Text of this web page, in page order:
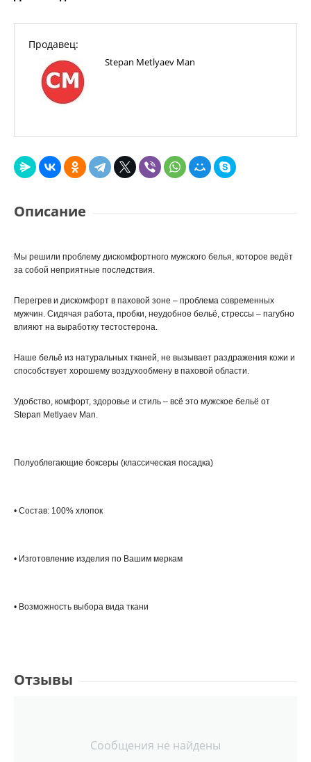
Продавец:
Stepan Metlyaev Man
Описание
Мы решили проблему дискомфортного мужского белья, которое ведёт
за собой неприятные последствия.
Перегрев и дискомфорт в паховой зоне – проблема современных
мужчин. Сидячая работа, пробки, неудобное бельё, стрессы – пагубно
влияют на выработку тестостерона.
Наше бельё из натуральных тканей, не вызывает раздражения кожи и
способствует хорошему воздухообмену в паховой области.
Удобство, комфорт, здоровье и стиль – всё это мужское бельё от
Stepan Metlyaev Man.
Полуоблегающие боксеры (классическая посадка)
• Состав: 100% хлопок
• Изготовление изделия по Вашим меркам
• Возможность выбора вида ткани
Отзывы
Сообщения не найдены